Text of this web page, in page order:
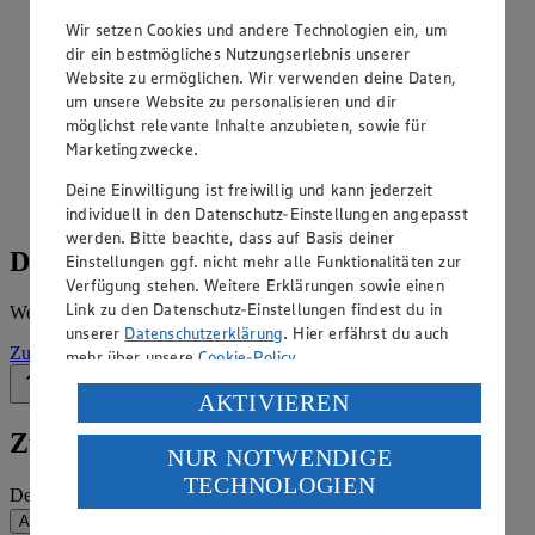
ansehen
Siehe dir die Angebote der Woche deines Marktes im
digitalen Blätterkatalog an.
Prospekt Edeka_Neukauf_4313865010111 im Browser
Details zum Markt
Weitere Informationen – alles auf einem Blick.
Zur Marktseite
Zum Newsletter anmelden
Deine E-Mail-Adresse (Pflichtfeld)
Absenden
Wir setzen Cookies und andere Technologien ein, um
dir ein bestmögliches Nutzungserlebnis unserer
Website zu ermöglichen. Wir verwenden deine Daten,
um unsere Website zu personalisieren und dir
möglichst relevante Inhalte anzubieten, sowie für
Marketingzwecke.
Deine Einwilligung ist freiwillig und kann jederzeit
individuell in den Datenschutz-Einstellungen angepasst
werden. Bitte beachte, dass auf Basis deiner
Einstellungen ggf. nicht mehr alle Funktionalitäten zur
Verfügung stehen. Weitere Erklärungen sowie einen
Link zu den Datenschutz-Einstellungen findest du in
unserer Datenschutzerklärung. Hier erfährst du auch
mehr über unsereCookie-Policy.
Verarbeitung deiner personenbezogenen Daten in den
USA durch Facebook und YouTube:
Wenn du auf „Aktivieren“ klickst, willigst du im Sinne
des Art. 49 Abs. 1 Satz 1 lit. a) DSGVO ein, dass deine
Daten in den USA verarbeitet werden. Der EuGH sieht
AKTIVIEREN
NUR NOTWENDIGE
TECHNOLOGIEN